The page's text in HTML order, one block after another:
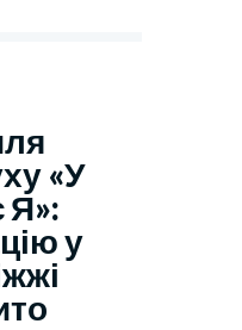
«У
Я»:
у